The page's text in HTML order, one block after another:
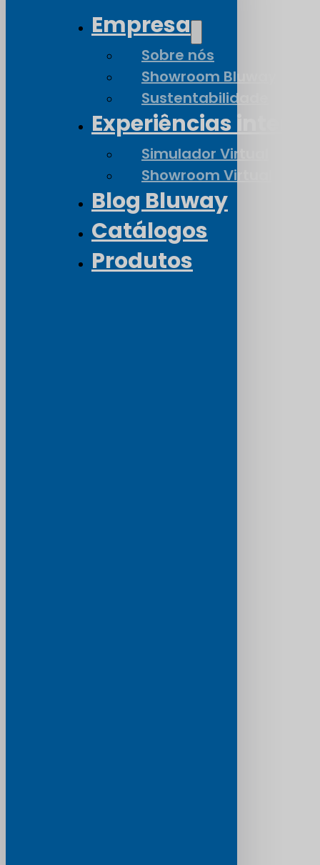
Empresa
Sobre nós
Showroom Bluway
Sustentabilidade
Experiências
Simulador Virtual
Showroom Virtual
Blog Bluway
Catálogos
Produtos